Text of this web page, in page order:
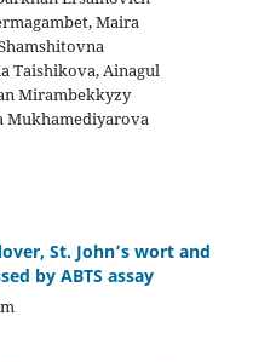
Maira
Taishikova, Ainagul
Mirambekkyzy
Mukhamediyarova
St. John’s wort and
by ABTS assay